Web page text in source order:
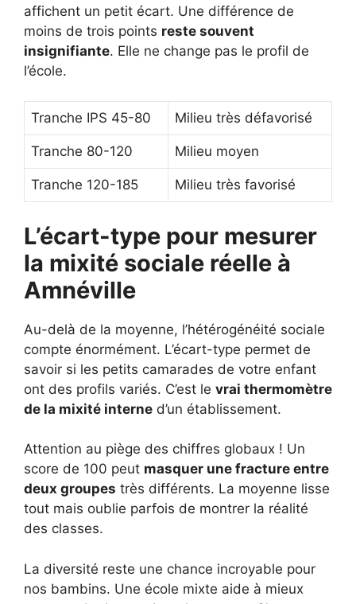
affichent un petit écart. Une différence de
moins de trois points reste souvent
insignifiante. Elle ne change pas le profil de
l’école.
Tranche IPS 45-80 Milieu très défavorisé
Tranche 80-120 Milieu moyen
Tranche 120-185 Milieu très favorisé
L’écart-type pour mesurer
la mixité sociale réelle à
Amnéville
Au-delà de la moyenne, l’hétérogénéité sociale
compte énormément. L’écart-type permet de
savoir si les petits camarades de votre enfant
ont des profils variés. C’est le vrai thermomètre
de la mixité interne d’un établissement.
Attention au piège des chiffres globaux ! Un
score de 100 peut masquer une fracture entre
deux groupes très différents. La moyenne lisse
tout mais oublie parfois de montrer la réalité
des classes.
La diversité reste une chance incroyable pour
nos bambins. Une école mixte aide à mieux